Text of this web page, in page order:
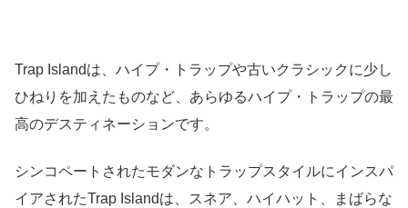
Trap Islandは、ハイプ・トラップや古いクラシックに少し
ひねりを加えたものなど、あらゆるハイプ・トラップの最
高のデスティネーションです。
シンコペートされたモダンなトラップスタイルにインスパ
イアされたTrap Islandは、スネア、ハイハット、まばらな